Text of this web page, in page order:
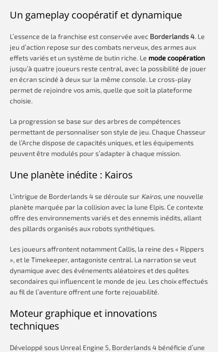
Un gameplay coopératif et dynamique
L’essence de la franchise est conservée avec Borderlands 4. Le
jeu d’action repose sur des combats nerveux, des armes aux
effets variés et un système de butin riche. Le mode coopération
jusqu’à quatre joueurs reste central, avec la possibilité de jouer
en écran scindé à deux sur la même console. Le cross-play
permet de rejoindre vos amis, quelle que soit la plateforme
choisie.
La progression se base sur des arbres de compétences
permettant de personnaliser son style de jeu. Chaque Chasseur
de l’Arche dispose de capacités uniques, et les équipements
peuvent être modulés pour s’adapter à chaque mission.
Une planète inédite : Kairos
L’intrigue de Borderlands 4 se déroule sur Kairos, une nouvelle
planète marquée par la collision avec la lune Elpis. Ce contexte
offre des environnements variés et des ennemis inédits, allant
des pillards organisés aux robots synthétiques.
Les joueurs affrontent notamment Callis, la reine des « Rippers
», et le Timekeeper, antagoniste central. La narration se veut
dynamique avec des événements aléatoires et des quêtes
secondaires qui influencent le monde de jeu. Les choix effectués
au fil de l’aventure offrent une forte rejouabilité.
Moteur graphique et innovations
techniques
Développé sous Unreal Engine 5, Borderlands 4 bénéficie d’une